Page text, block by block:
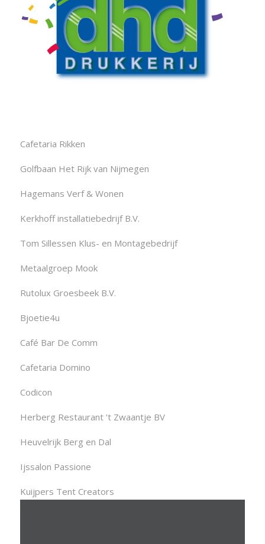
Cafetaria Rikken
Golfbaan Het Rijk van Nijmegen
Hagemans Verf & Wonen
Kerkhoff installatiebedrijf B.V.
Tom Sillessen Klus- en Montagebedrijf
Metaalgroep Mook
Rutolux Groesbeek B.V.
Bjoetie4u
Café Bar De Comm
Cafetaria Domino
Codicon
Herberg Restaurant ’t Zwaantje BV
Heuvelrijk Berg en Dal
Ijssalon Passione
Kuijpers Tent Creators